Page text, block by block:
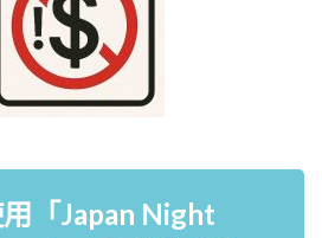
「Japan Night